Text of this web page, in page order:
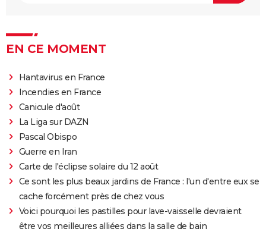
EN CE MOMENT
Hantavirus en France
Incendies en France
Canicule d'août
La Liga sur DAZN
Pascal Obispo
Guerre en Iran
Carte de l'éclipse solaire du 12 août
Ce sont les plus beaux jardins de France : l'un d'entre eux se
cache forcément près de chez vous
Voici pourquoi les pastilles pour lave-vaisselle devraient
être vos meilleures alliées dans la salle de bain